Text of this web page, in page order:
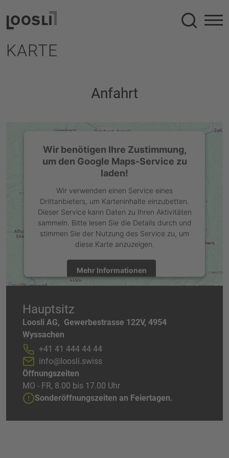
Suche
KARTE
Anfahrt
Hauptsitz
Loosli AG, Gewerbestrasse 122V, 4954
Wyssachen
+41 41 444 44 44
info@loosli.swiss
Öffnungszeiten
MO - FR, 8.00 bis 17.00 Uhr
Sonderöffnungszeiten an Feiertagen.
Wir benötigen Ihre Zustimmung,
um den Google Maps-Service zu
laden!
Wir verwenden einen Service eines
Drittanbieters, um Karteninhalte einzubetten.
Dieser Service kann Daten zu Ihren Aktivitäten
sammeln. Bitte lesen Sie die Details durch und
stimmen Sie der Nutzung des Service zu, um
diese Karte anzuzeigen.
Mehr Informationen
powered byUsercentrics Consent Management Platform